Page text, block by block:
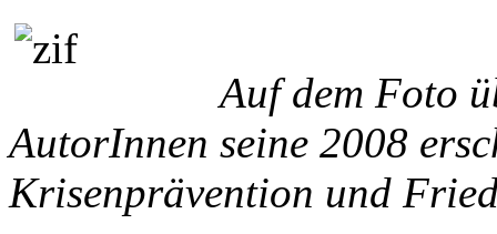
Auf dem Foto
AutorInnen seine 2008
Krisenprävention und